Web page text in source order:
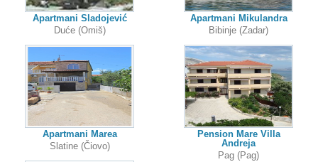
Apartmani Sladojević
Duće (Omiš)
Apartmani Marea
Slatine (Čiovo)
Apartmani Mikulandra
Bibinje (Zadar)
Pension Mare Villa
Andreja
Pag (Pag)